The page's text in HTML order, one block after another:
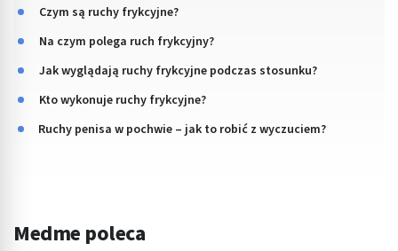
Czym są ruchy frykcyjne?
Na czym polega ruch frykcyjny?
Jak wyglądają ruchy frykcyjne podczas stosunku?
Kto wykonuje ruchy frykcyjne?
Ruchy penisa w pochwie – jak to robić z wyczuciem?
Medme poleca